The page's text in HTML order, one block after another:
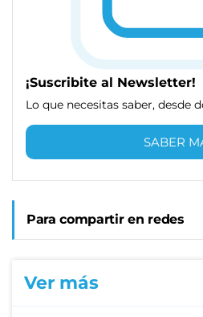
¡Suscribite al Newsletter!
Lo que necesitas saber, desde
SABER
Para compartir en redes
Ver más